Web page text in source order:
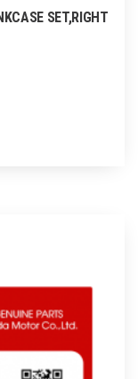
SET,RIGHT